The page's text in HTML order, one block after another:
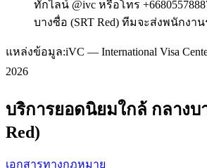
ทักไลน์ @ivc หรือโทร
บางซื่อ (SRT Red) ทีมจะส่งพนักงา
แหล่งข้อมูล:iVC — International Visa
2026
บริการยอดนิยมใกล้ กลางบ
Red)
เอกสารทางกฎหมาย